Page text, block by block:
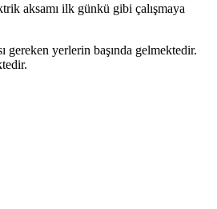
aksamı ilk günkü gibi çalışmaya
gereken yerlerin başında gelmektedir.